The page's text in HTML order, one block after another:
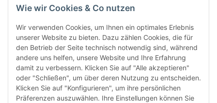
FÜR EUCH UNTERWEGS
Wie wir Cookies & Co nutzen
Wir verwenden Cookies, um Ihnen ein optimales Erlebnis
unserer Website zu bieten. Dazu zählen Cookies, die für
den Betrieb der Seite technisch notwendig sind, während
andere uns helfen, unsere Website und Ihre Erfahrung
damit zu verbessern. Klicken Sie auf "Alle akzeptieren"
oder "Schließen", um über deren Nutzung zu entscheiden.
Klicken Sie auf "Konfigurieren", um ihre persönlichen
Präferenzen auszuwählen. Ihre Einstellungen können Sie